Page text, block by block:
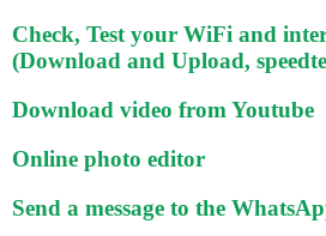
Check, Test your WiFi and
(Download and Upload,
Download video from Youtube
Online photo editor
Send a message to the